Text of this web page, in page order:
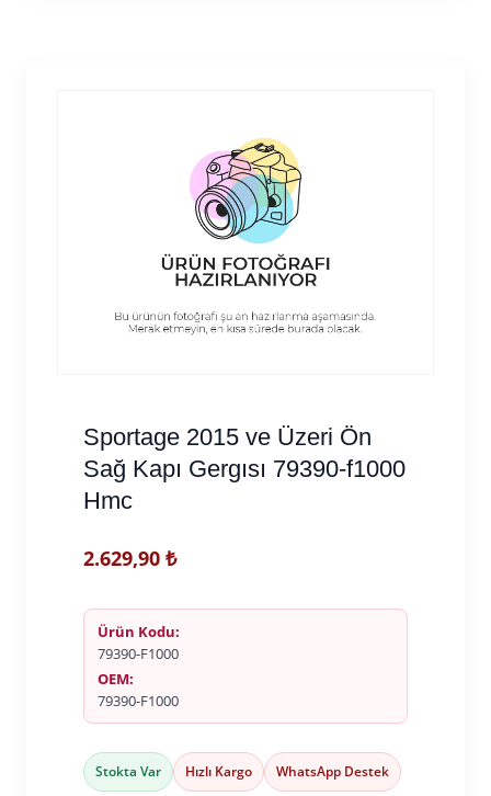
Sportage 2015 ve Üzeri Ön
Sağ Kapı Gergısı 79390-f1000
Hmc
2.629,90 ₺
Ürün Kodu:
79390-F1000
OEM:
79390-F1000
Stokta Var Hızlı Kargo WhatsApp Destek